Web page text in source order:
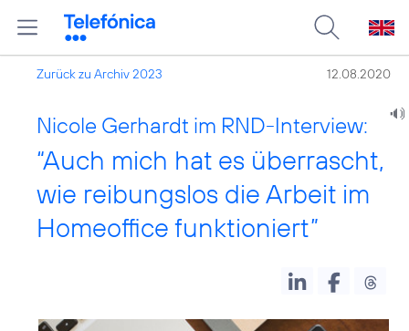
Zurück zu Archiv 2023 12.08.2020
Nicole Gerhardt im RND-Interview:
“Auch mich hat es überrascht,
wie reibungslos die Arbeit im
Homeoffice funktioniert”